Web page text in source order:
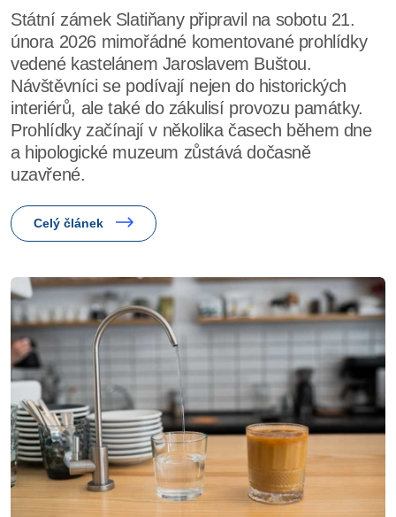
Státní zámek Slatiňany připravil na sobotu 21.
února 2026 mimořádné komentované prohlídky
vedené kastelánem Jaroslavem Buštou.
Návštěvníci se podívají nejen do historických
interiérů, ale také do zákulisí provozu památky.
Prohlídky začínají v několika časech během dne
a hipologické muzeum zůstává dočasně
uzavřené.
Celý článek